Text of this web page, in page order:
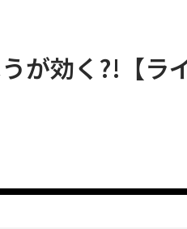
が効く?!【ラ